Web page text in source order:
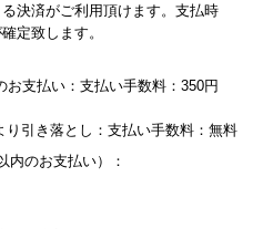
決済がご利用頂けます。支払時
定致します。
お支払い：支払い手数料：350円
り引き落とし：支払い手数料：無料
内のお支払い）：